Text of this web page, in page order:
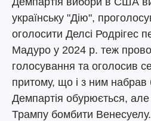
українську "Дію",
оголосити Делсі Родрігес
Мадуро у 2024 р. теж
голосування та оголосив
притому, що і з ним набрав
Демпартія обурюється,
Трампу бомбити Венесуелу.